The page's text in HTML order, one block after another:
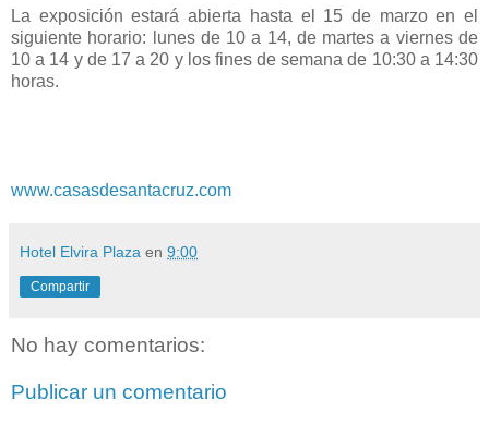
La exposición estará abierta hasta el 15 de marzo en el
siguiente horario: lunes de 10 a 14, de martes a viernes de
10 a 14 y de 17 a 20 y los fines de semana de 10:30 a 14:30
horas.
www.casasdesantacruz.com
Hotel Elvira Plaza en 9:00
Compartir
No hay comentarios:
Publicar un comentario